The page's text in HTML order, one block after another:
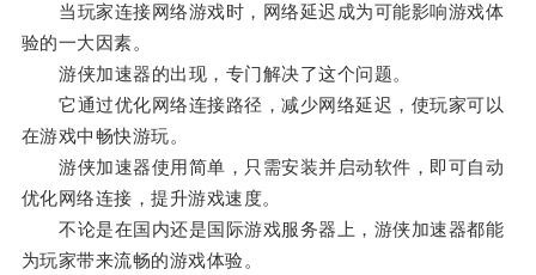
当玩家连接网络游戏时，网络延迟成为可能影响游戏体
验的一大因素。
游侠加速器的出现，专门解决了这个问题。
它通过优化网络连接路径，减少网络延迟，使玩家可以
在游戏中畅快游玩。
游侠加速器使用简单，只需安装并启动软件，即可自动
优化网络连接，提升游戏速度。
不论是在国内还是国际游戏服务器上，游侠加速器都能
为玩家带来流畅的游戏体验。